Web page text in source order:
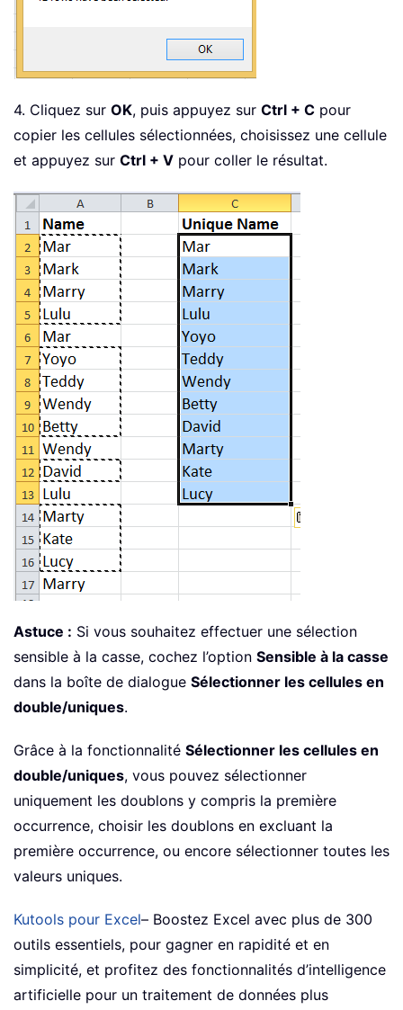
4. Cliquez sur OK, puis appuyez sur Ctrl + C pour
copier les cellules sélectionnées, choisissez une cellule
et appuyez sur Ctrl + V pour coller le résultat.
Astuce : Si vous souhaitez effectuer une sélection
sensible à la casse, cochez l’option Sensible à la casse
dans la boîte de dialogue Sélectionner les cellules en
double/uniques.
Grâce à la fonctionnalité Sélectionner les cellules en
double/uniques, vous pouvez sélectionner
uniquement les doublons y compris la première
occurrence, choisir les doublons en excluant la
première occurrence, ou encore sélectionner toutes les
valeurs uniques.
Kutools pour Excel– Boostez Excel avec plus de 300
outils essentiels, pour gagner en rapidité et en
simplicité, et profitez des fonctionnalités d’intelligence
artificielle pour un traitement de données plus